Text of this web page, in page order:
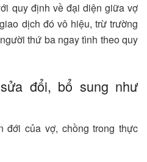
quy định về đại diện giữa vợ
dịch đó vô hiệu, trừ trường
thứ ba ngay tình theo quy
đổi, bổ sung như
đới của vợ, chồng trong thực